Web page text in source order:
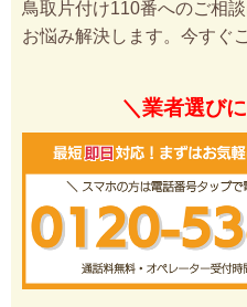
鳥取片付け110番へのご相
お悩み解決します。今すぐ
＼業者選び